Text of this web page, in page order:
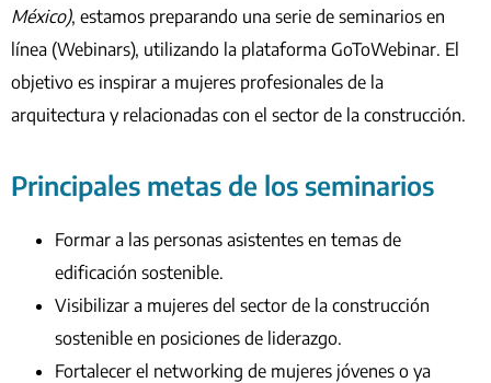
México), estamos preparando una serie de seminarios en
línea (Webinars), utilizando la plataforma GoToWebinar. El
objetivo es inspirar a mujeres profesionales de la
arquitectura y relacionadas con el sector de la construcción.
Principales metas de los seminarios
Formar a las personas asistentes en temas de
edificación sostenible.
Visibilizar a mujeres del sector de la construcción
sostenible en posiciones de liderazgo.
Fortalecer el networking de mujeres jóvenes o ya